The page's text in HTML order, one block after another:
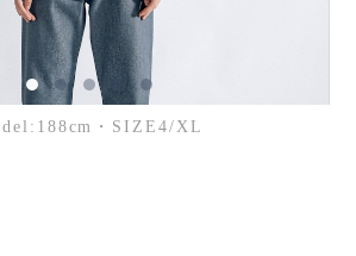
・SIZE4/XL